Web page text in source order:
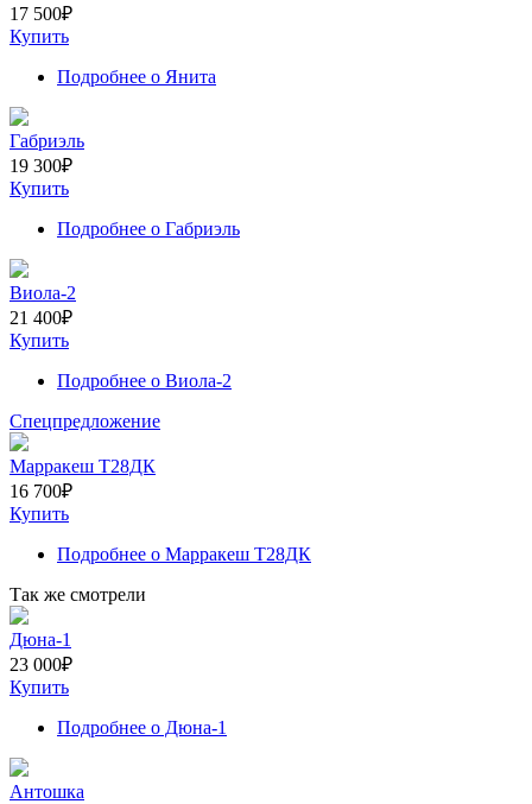
17 500₽
Купить
Подробнее о Янита
Габриэль
19 300₽
Купить
Подробнее о Габриэль
Виола-2
21 400₽
Купить
Подробнее о Виола-2
Спецпредложение
Марракеш Т28ДК
16 700₽
Купить
Подробнее о Марракеш Т28ДК
Так же смотрели
Дюна-1
23 000₽
Купить
Подробнее о Дюна-1
Антошка